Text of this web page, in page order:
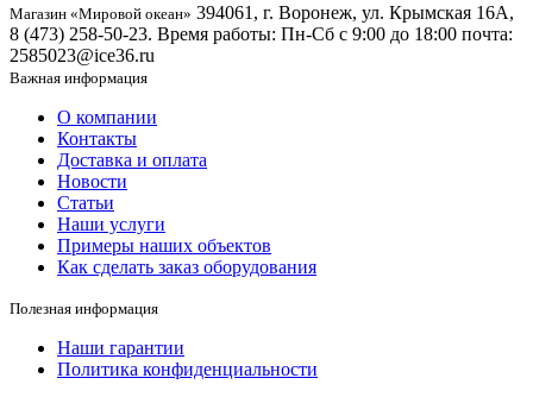
Магазин «Мировой океан» 394061, г. Воронеж, ул. Крымская 16А,
8 (473) 258-50-23. Время работы: Пн-Сб с 9:00 до 18:00 почта:
2585023@ice36.ru
Важная информация
О компании
Контакты
Доставка и оплата
Новости
Статьи
Наши услуги
Примеры наших объектов
Как сделать заказ оборудования
Полезная информация
Наши гарантии
Политика конфиденциальности